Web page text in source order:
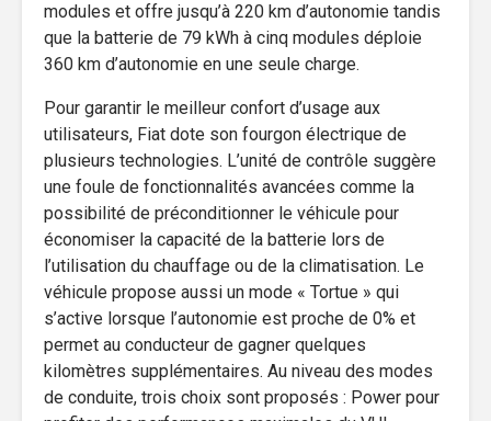
modules et offre jusqu’à 220 km d’autonomie tandis
que la batterie de 79 kWh à cinq modules déploie
360 km d’autonomie en une seule charge.
Pour garantir le meilleur confort d’usage aux
utilisateurs, Fiat dote son fourgon électrique de
plusieurs technologies. L’unité de contrôle suggère
une foule de fonctionnalités avancées comme la
possibilité de préconditionner le véhicule pour
économiser la capacité de la batterie lors de
l’utilisation du chauffage ou de la climatisation. Le
véhicule propose aussi un mode « Tortue » qui
s’active lorsque l’autonomie est proche de 0% et
permet au conducteur de gagner quelques
kilomètres supplémentaires. Au niveau des modes
de conduite, trois choix sont proposés : Power pour